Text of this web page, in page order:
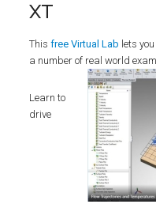
XT
Thisfree Virtual Lab lets
a number of real world
Learn to
drive